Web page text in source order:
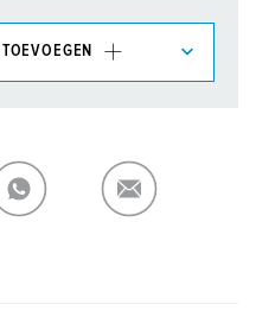
TOEVOEGEN